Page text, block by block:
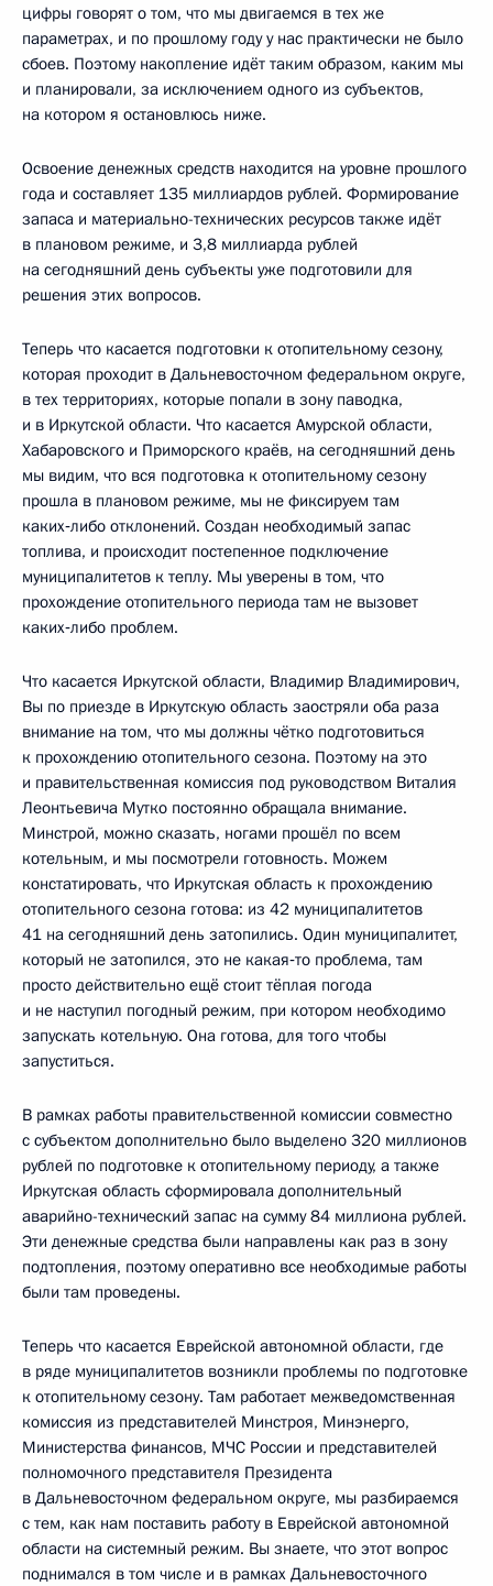
цифры говорят о том, что мы двигаемся в тех же
параметрах, и по прошлому году у нас практически не было
сбоев. Поэтому накопление идёт таким образом, каким мы
и планировали, за исключением одного из субъектов,
на котором я остановлюсь ниже.
Освоение денежных средств находится на уровне прошлого
года и составляет 135 миллиардов рублей. Формирование
запаса и материально-технических ресурсов также идёт
в плановом режиме, и 3,8 миллиарда рублей
на сегодняшний день субъекты уже подготовили для
решения этих вопросов.
Теперь что касается подготовки к отопительному сезону,
которая проходит в Дальневосточном федеральном округе,
в тех территориях, которые попали в зону паводка,
и в Иркутской области. Что касается Амурской области,
Хабаровского и Приморского краёв, на сегодняшний день
мы видим, что вся подготовка к отопительному сезону
прошла в плановом режиме, мы не фиксируем там
каких‑либо отклонений. Создан необходимый запас
топлива, и происходит постепенное подключение
муниципалитетов к теплу. Мы уверены в том, что
прохождение отопительного периода там не вызовет
каких‑либо проблем.
Что касается Иркутской области, Владимир Владимирович,
Вы по приезде в Иркутскую область заостряли оба раза
внимание на том, что мы должны чётко подготовиться
к прохождению отопительного сезона. Поэтому на это
и правительственная комиссия под руководством Виталия
Леонтьевича Мутко постоянно обращала внимание.
Минстрой, можно сказать, ногами прошёл по всем
котельным, и мы посмотрели готовность. Можем
констатировать, что Иркутская область к прохождению
отопительного сезона готова: из 42 муниципалитетов
41 на сегодняшний день затопились. Один муниципалитет,
который не затопился, это не какая‑то проблема, там
просто действительно ещё стоит тёплая погода
и не наступил погодный режим, при котором необходимо
запускать котельную. Она готова, для того чтобы
запуститься.
В рамках работы правительственной комиссии совместно
с субъектом дополнительно было выделено 320 миллионов
рублей по подготовке к отопительному периоду, а также
Иркутская область сформировала дополнительный
аварийно-технический запас на сумму 84 миллиона рублей.
Эти денежные средства были направлены как раз в зону
подтопления, поэтому оперативно все необходимые работы
были там проведены.
Теперь что касается Еврейской автономной области, где
в ряде муниципалитетов возникли проблемы по подготовке
к отопительному сезону. Там работает межведомственная
комиссия из представителей Минстроя, Минэнерго,
Министерства финансов, МЧС России и представителей
полномочного представителя Президента
в Дальневосточном федеральном округе, мы разбираемся
с тем, как нам поставить работу в Еврейской автономной
области на системный режим. Вы знаете, что этот вопрос
поднимался в том числе и в рамках Дальневосточного